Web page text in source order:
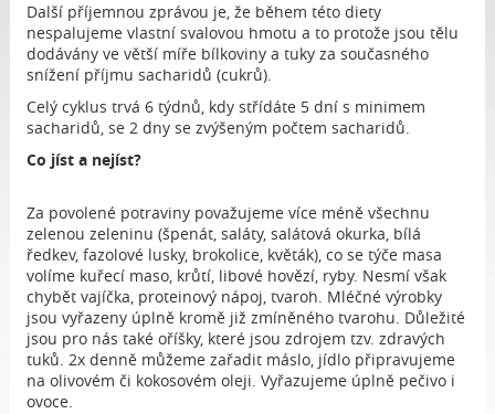
Další příjemnou zprávou je, že během této diety
nespalujeme vlastní svalovou hmotu a to protože jsou tělu
dodávány ve větší míře bílkoviny a tuky za současného
snížení příjmu sacharidů (cukrů).
Celý cyklus trvá 6 týdnů, kdy střídáte 5 dní s minimem
sacharidů, se 2 dny se zvýšeným počtem sacharidů.
Co jíst a nejíst?
Za povolené potraviny považujeme více méně všechnu
zelenou zeleninu (špenát, saláty, salátová okurka, bílá
ředkev, fazolové lusky, brokolice, květák), co se týče masa
volíme kuřecí maso, krůtí, libové hovězí, ryby. Nesmí však
chybět vajíčka, proteinový nápoj, tvaroh. Mléčné výrobky
jsou vyřazeny úplně kromě již zmíněného tvarohu. Důležité
jsou pro nás také oříšky, které jsou zdrojem tzv. zdravých
tuků. 2x denně můžeme zařadit máslo, jídlo připravujeme
na olivovém či kokosovém oleji. Vyřazujeme úplně pečivo i
ovoce.